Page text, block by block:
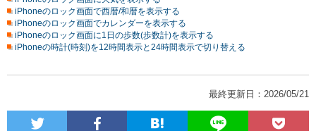
iPhoneのロック画面で西暦/和暦を表示する
iPhoneのロック画面でカレンダーを表示する
iPhoneのロック画面に1日の歩数(歩数計)を表示する
iPhoneの時計(時刻)を12時間表示と24時間表示で切り替える
最終更新日：2026/05/21